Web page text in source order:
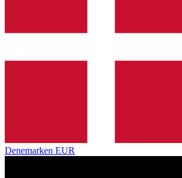
Denemarken EUR